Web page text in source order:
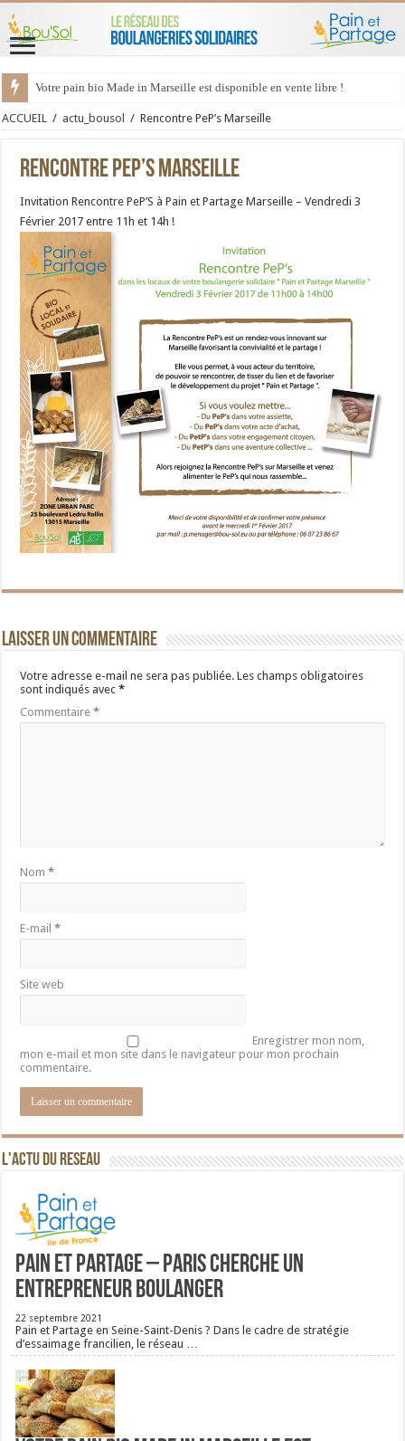
Votre pain bio Made in Marseille est disponible en vente libre !
ACCUEIL / actu_bousol / Rencontre PeP’s Marseille
Rencontre PeP’s Marseille
Invitation Rencontre PeP’S à Pain et Partage Marseille – Vendredi 3
Février 2017 entre 11h et 14h !
Laisser un commentaire
Votre adresse e-mail ne sera pas publiée. Les champs obligatoires
sont indiqués avec*
Commentaire*
Nom*
E-mail*
Site web
Enregistrer mon nom,
mon e-mail et mon site dans le navigateur pour mon prochain
commentaire.
L'ACTU DU RESEAU
Pain et Partage – Paris cherche un
entrepreneur boulanger
22 septembre 2021
Pain et Partage en Seine-Saint-Denis ? Dans le cadre de stratégie
d’essaimage francilien, le réseau …